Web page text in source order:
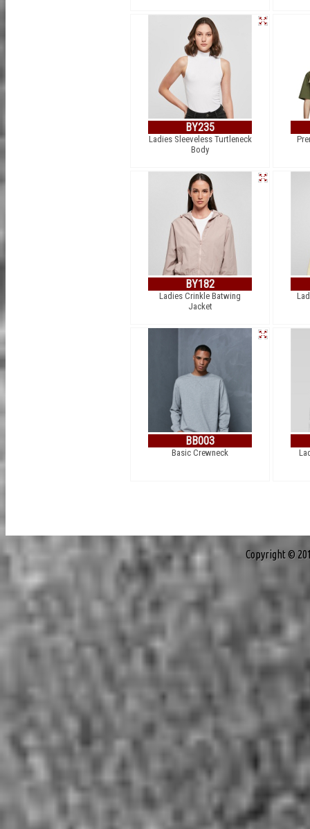
BY235
Ladies Sleeveless Turtleneck
Body
BY182
Ladies Crinkle Batwing
Jacket
BB003
Basic Crewneck
Copyright ©